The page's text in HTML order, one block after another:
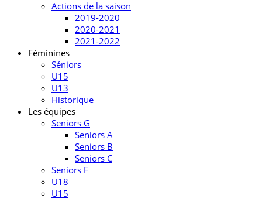
Actions de la saison
2019-2020
2020-2021
2021-2022
Féminines
Séniors
U15
U13
Historique
Les équipes
Seniors G
Seniors A
Seniors B
Seniors C
Seniors F
U18
U15